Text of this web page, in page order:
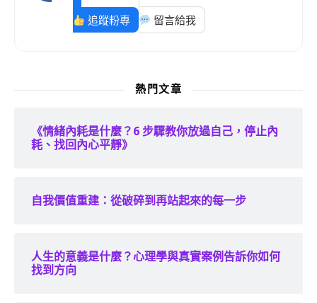
追蹤粉專 留言給我
熱門文章
《情緒內耗是什麼？6 步驟教你放過自己，停止內
耗、找回內心平靜》
自我價值重建：從破碎到再站起來的每一步
人生的意義是什麼？心理學與真實案例告訴你如何
找到方向